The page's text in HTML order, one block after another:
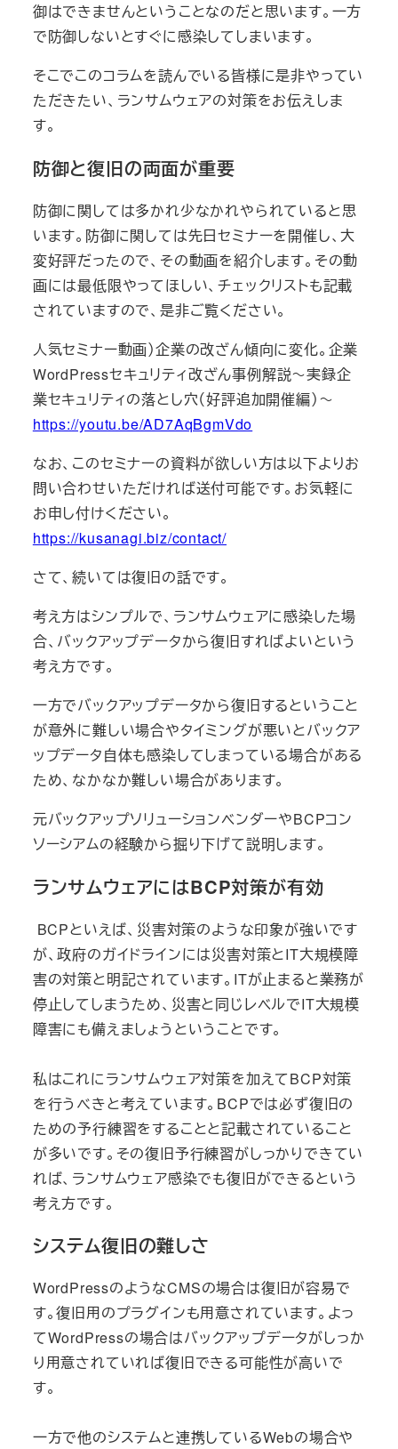
御はできませんということなのだと思います。一方
で防御しないとすぐに感染してしまいます。
そこでこのコラムを読んでいる皆様に是非やってい
ただきたい、ランサムウェアの対策をお伝えしま
す。
防御と復旧の両面が重要
防御に関しては多かれ少なかれやられていると思
います。防御に関しては先日セミナーを開催し、大
変好評だったので、その動画を紹介します。その動
画には最低限やってほしい、チェックリストも記載
されていますので、是非ご覧ください。
人気セミナー動画）企業の改ざん傾向に変化。企業
WordPressセキュリティ改ざん事例解説～実録企
業セキュリティの落とし穴（好評追加開催編）～
https://youtu.be/AD7AqBgmVdo
なお、このセミナーの資料が欲しい方は以下よりお
問い合わせいただければ送付可能です。お気軽に
お申し付けください。
https://kusanagi.biz/contact/
さて、続いては復旧の話です。
考え方はシンプルで、ランサムウェアに感染した場
合、バックアップデータから復旧すればよいという
考え方です。
一方でバックアップデータから復旧するということ
が意外に難しい場合やタイミングが悪いとバックア
ップデータ自体も感染してしまっている場合がある
ため、なかなか難しい場合があります。
元バックアップソリューションベンダーやBCPコン
ソーシアムの経験から掘り下げて説明します。
ランサムウェアにはBCP対策が有効
BCPといえば、災害対策のような印象が強いです
が、政府のガイドラインには災害対策とIT大規模障
害の対策と明記されています。ITが止まると業務が
停止してしまうため、災害と同じレベルでIT大規模
障害にも備えましょうということです。
私はこれにランサムウェア対策を加えてBCP対策
を行うべきと考えています。BCPでは必ず復旧の
ための予行練習をすることと記載されていること
が多いです。その復旧予行練習がしっかりできてい
れば、ランサムウェア感染でも復旧ができるという
考え方です。
システム復旧の難しさ
WordPressのようなCMSの場合は復旧が容易で
す。復旧用のプラグインも用意されています。よっ
てWordPressの場合はバックアップデータがしっか
り用意されていれば復旧できる可能性が高いで
す。
一方で他のシステムと連携しているWebの場合や